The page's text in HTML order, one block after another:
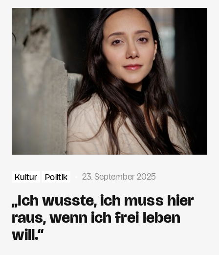
Kultur Politik 23. September 2025
„Ich wusste, ich muss hier
raus, wenn ich frei leben
will.“